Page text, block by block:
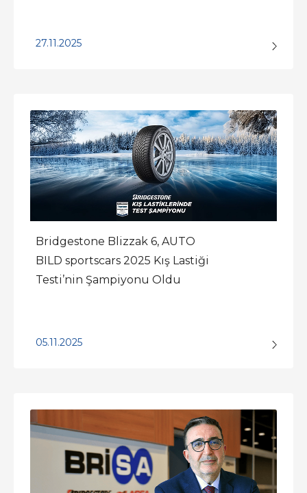
27.11.2025
Bridgestone Blizzak 6, AUTO
BILD sportscars 2025 Kış Lastiği
Testi’nin Şampiyonu Oldu
05.11.2025